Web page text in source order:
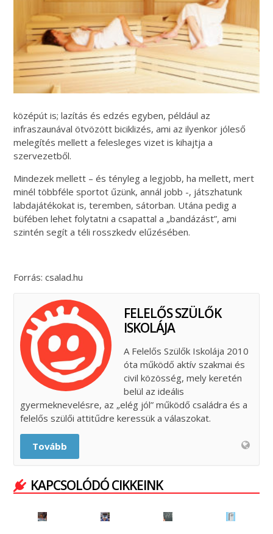
középút is; lazítás és edzés egyben, például az
infraszaunával ötvözött biciklizés, ami az ilyenkor jóleső
melegítés mellett a felesleges vizet is kihajtja a
szervezetből.
Mindezek mellett – és tényleg a legjobb, ha mellett, mert
minél többféle sportot űzünk, annál jobb -, játszhatunk
labdajátékokat is, teremben, sátorban. Utána pedig a
büfében lehet folytatni a csapattal a „bandázást”, ami
szintén segít a téli rosszkedv elűzésében.
Forrás: csalad.hu
FELELŐS SZÜLŐK
ISKOLÁJA
A Felelős Szülők Iskolája 2010
óta működő aktív szakmai és
civil közösség, mely keretén
belül az ideális
gyermeknevelésre, az „elég jól” működő családra és a
felelős szülői attitűdre keressük a válaszokat.
Tovább
KAPCSOLÓDÓ CIKKEINK